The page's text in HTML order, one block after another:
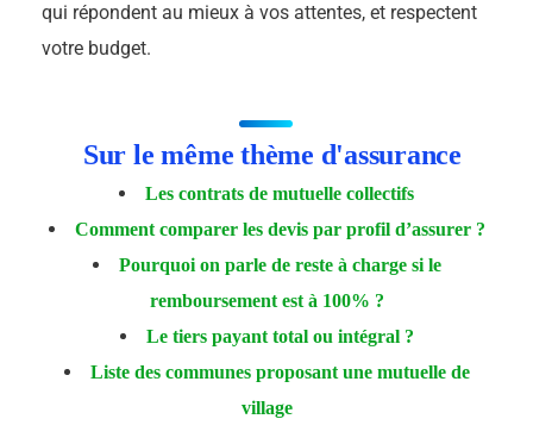
qui répondent au mieux à vos attentes, et respectent
votre budget.
Sur le même thème d'assurance
Les contrats de mutuelle collectifs
Comment comparer les devis par profil d’assurer ?
Pourquoi on parle de reste à charge si le
remboursement est à 100% ?
Le tiers payant total ou intégral ?
Liste des communes proposant une mutuelle de
village